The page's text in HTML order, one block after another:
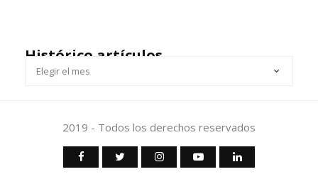
Histórico artículos
2019 - Todos los derechos reservados